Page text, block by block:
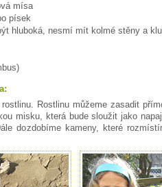
mísa
písek
hluboká, nesmí mít kolmé stěny a
Rostlinu můžeme zasadit
misku, která bude sloužit jako
dozdobíme kameny, které